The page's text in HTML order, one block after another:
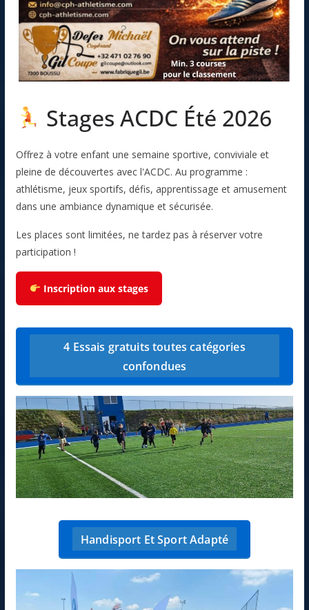
Stages ACDC Été 2026
Offrez à votre enfant une semaine sportive, conviviale et
pleine de découvertes avec l'ACDC. Au programme :
athlétisme, jeux sportifs, défis, apprentissage et amusement
dans une ambiance dynamique et sécurisée.
Les places sont limitées, ne tardez pas à réserver votre
participation !
Inscription aux stages
4 Essais gratuits toutes catégories
confondues
Handisport Et Sport Adapté